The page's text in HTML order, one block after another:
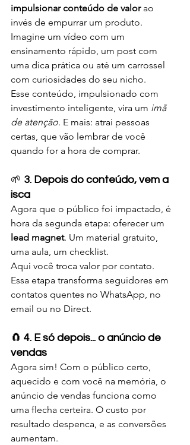
impulsionar conteúdo de valor ao
invés de empurrar um produto.
Imagine um vídeo com um
ensinamento rápido, um post com
uma dica prática ou até um carrossel
com curiosidades do seu nicho.
Esse conteúdo, impulsionado com
investimento inteligente, vira um imã
de atenção. E mais: atrai pessoas
certas, que vão lembrar de você
quando for a hora de comprar.
🌱 3. Depois do conteúdo, vem a
isca
Agora que o público foi impactado, é
hora da segunda etapa: oferecer um
lead magnet. Um material gratuito,
uma aula, um checklist.
Aqui você troca valor por contato.
Essa etapa transforma seguidores em
contatos quentes no WhatsApp, no
email ou no Direct.
🧲 4. E só depois... o anúncio de
vendas
Agora sim! Com o público certo,
aquecido e com você na memória, o
anúncio de vendas funciona como
uma flecha certeira. O custo por
resultado despenca, e as conversões
aumentam.